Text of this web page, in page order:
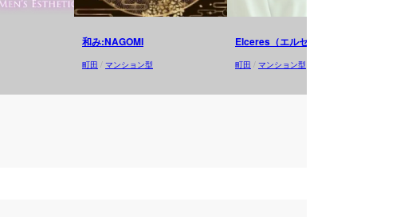
和み:NAGOMI
町田 / マンション型
Elceres（エルセレス）
町田 / マンション型